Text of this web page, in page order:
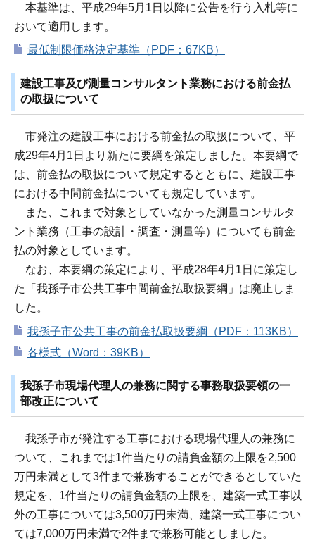
本基準は、平成29年5月1日以降に公告を行う入札等に
おいて適用します。
最低制限価格決定基準（PDF：67KB）
建設工事及び測量コンサルタント業務における前金払
の取扱について
市発注の建設工事における前金払の取扱について、平
成29年4月1日より新たに要綱を策定しました。本要綱で
は、前金払の取扱について規定するとともに、建設工事
における中間前金払についても規定しています。
また、これまで対象としていなかった測量コンサルタ
ント業務（工事の設計・調査・測量等）についても前金
払の対象としています。
なお、本要綱の策定により、平成28年4月1日に策定し
た「我孫子市公共工事中間前金払取扱要綱」は廃止しま
した。
我孫子市公共工事の前金払取扱要綱（PDF：113KB）
各様式（Word：39KB）
我孫子市現場代理人の兼務に関する事務取扱要領の一
部改正について
我孫子市が発注する工事における現場代理人の兼務に
ついて、これまでは1件当たりの請負金額の上限を2,500
万円未満として3件まで兼務することができるとしていた
規定を、1件当たりの請負金額の上限を、建築一式工事以
外の工事については3,500万円未満、建築一式工事につい
ては7,000万円未満で2件まで兼務可能としました。